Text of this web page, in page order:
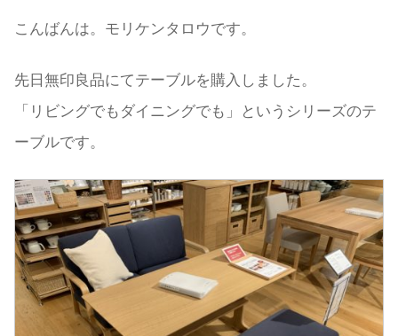
こんばんは。モリケンタロウです。
先日無印良品にてテーブルを購入しました。
「リビングでもダイニングでも」というシリーズのテ
ーブルです。